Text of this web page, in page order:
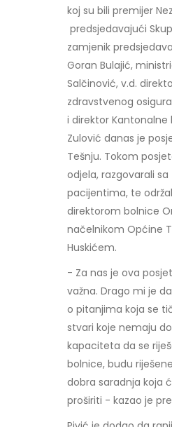
koj su bili premijer
predsjedavajući
zamjenik
Goran Bulajić,
Salčinović, v.d.
zdravstvenog
i direktor Kantonalne
Zulović danas je
Tešnju. Tokom
odjela, razgovarali
pacijentima, te
direktorom bolnice
načelnikom Općine
Huskićem.
- Za nas je ova
važna. Drago mi je
o pitanjima koja se
stvari koje nemaju
kapaciteta da se
bolnice, budu
dobra saradnja koja
proširiti - kazao je